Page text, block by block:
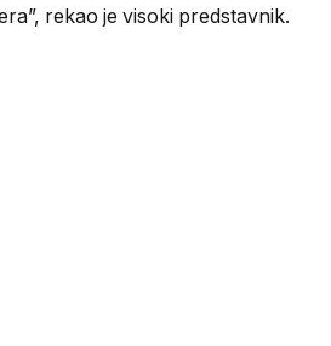
rekao je visoki predstavnik.